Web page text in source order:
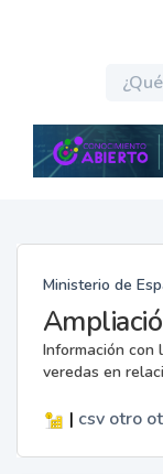
Ministerio de
Información con
veredas en
| csv otro